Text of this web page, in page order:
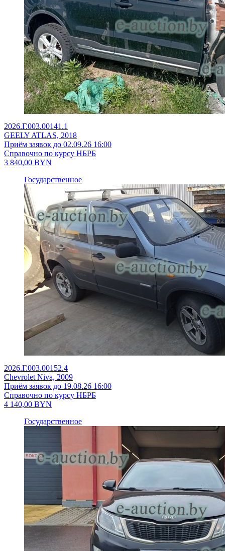
2026.Г.003.00141.1
GEELY ATLAS, 2018
Приём заявок до 02.09.26 16:00
Справочно по курсу НБРБ
3 840,00 BYN
Государственное
2026.Г.003.00152.4
Chevrolet Niva, 2009
Приём заявок до 19.08.26 16:00
Справочно по курсу НБРБ
4 140,00 BYN
Государственное